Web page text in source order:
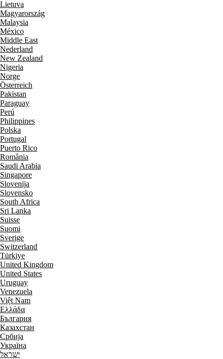
Lietuva
Magyarország
Malaysia
México
Middle East
Nederland
New Zealand
Nigeria
Norge
Österreich
Pakistan
Paraguay
Perú
Philippines
Polska
Portugal
Puerto Rico
România
Saudi Arabia
Singapore
Slovenija
Slovensko
South Africa
Sri Lanka
Suisse
Suomi
Sverige
Switzerland
Türkiye
United Kingdom
United States
Uruguay
Venezuela
Việt Nam
Ελλάδα
България
Казахстан
Србија
Україна
ישראל